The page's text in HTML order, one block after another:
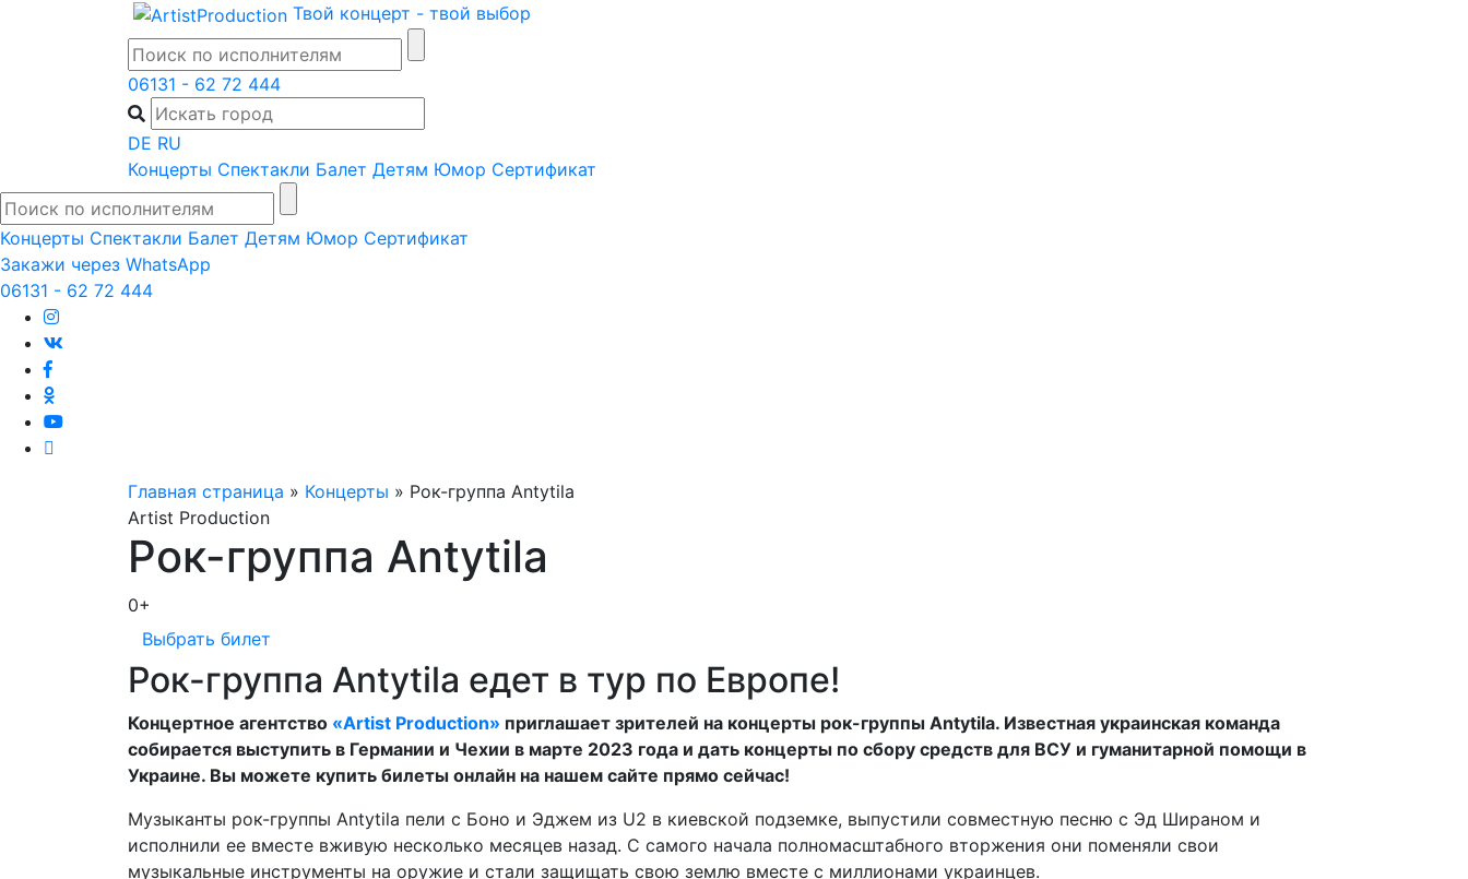
Твой концерт - твой выбор
06131 - 62 72 444
DE RU
Концерты Спектакли Балет Детям Юмор Сертификат
Концерты Спектакли Балет Детям Юмор Сертификат
Закажи через WhatsApp
06131 - 62 72 444
Главная страница » Концерты » Рок-группа Antytila
Artist Production
Рок-группа Antytila
0+
Выбрать билет
Рок-группа Antytila едет в тур по Европе!
Концертное агентство «Artist Production» приглашает зрителей на концерты рок-группы Antytila. Известная украинская команда
собирается выступить в Германии и Чехии в марте 2023 года и дать концерты по сбору средств для ВСУ и гуманитарной помощи в
Украине. Вы можете купить билеты онлайн на нашем сайте прямо сейчас!
Музыканты рок-группы Antytila пели с Боно и Эджем из U2 в киевской подземке, выпустили совместную песню с Эд Шираном и
исполнили ее вместе вживую несколько месяцев назад. С самого начала полномасштабного вторжения они поменяли свои
музыкальные инструменты на оружие и стали защищать свою землю вместе с миллионами украинцев.